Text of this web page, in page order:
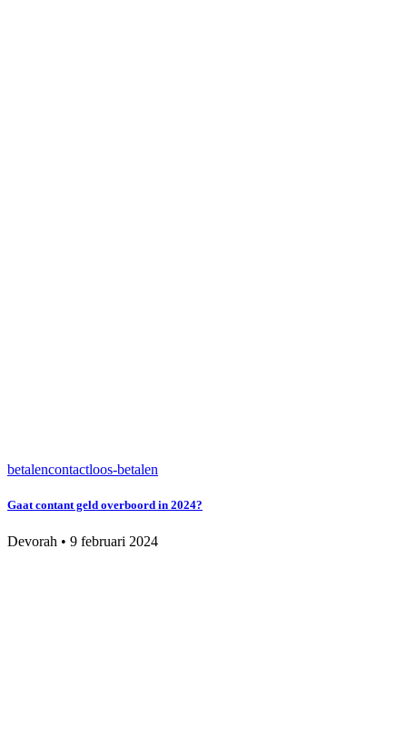
betalencontactloos-betalen
Gaat contant geld overboord in 2024?
Devorah • 9 februari 2024